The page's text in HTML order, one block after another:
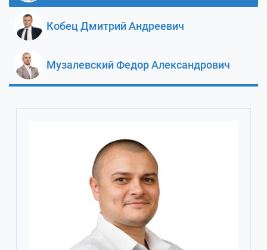
Кобец Дмитрий Андреевич
Музалевский Федор Александрович